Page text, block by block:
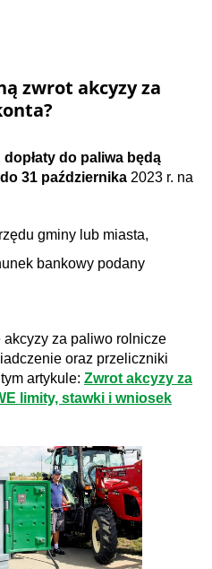
zwrot akcyzy za
dopłaty do paliwa będą
31 października 2023 r. na
gminy lub miasta,
bankowy podany
za paliwo rolnicze
oraz przeliczniki
artykule: Zwrot akcyzy za
limity, stawki i wniosek